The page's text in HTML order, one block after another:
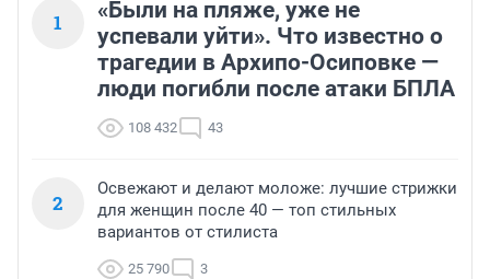
1
«Были на пляже, уже не
успевали уйти». Что известно о
трагедии в Архипо-Осиповке —
люди погибли после атаки БПЛА
108 432 43
2
Освежают и делают моложе: лучшие стрижки
для женщин после 40 — топ стильных
вариантов от стилиста
25 790 3